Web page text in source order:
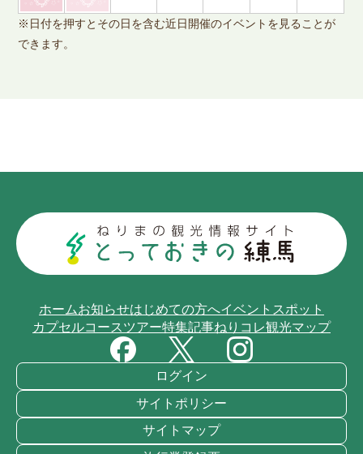
※日付を押すとその日を含む近日開催のイベントを見ることが
できます。
ホームお知らせはじめての方へイベントスポット
カプセルコースツアー特集記事ねりコレ観光マップ
ログイン
サイトポリシー
サイトマップ